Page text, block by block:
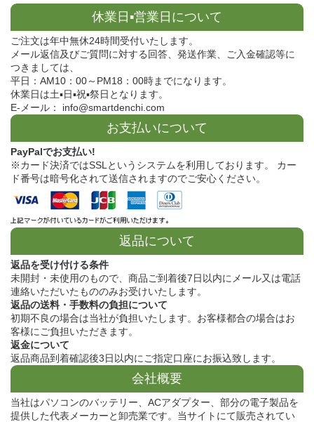
休業日▪営業日について
ご注文は年中無休24時間受付いたします。
メール返信及びご質問に対する回答、発送作業、ご入金確認等に
つきましては、
平日：AM10：00～PM18：00時までになります。
休業日は土▪日▪祝▪祭日となります。
E-メール： info@smartdenchi.com
お支払いについて
PayPalでお支払い!
※カード決済ではSSLというシステムを利用しております。 カー
ド番号は暗号化されて送信されますのでご安心ください。
返品について
返品を受け付ける条件
未開封・未使用のもので、商品ご到着後7日以内にメール又は電話
連絡いただいたもののみお受けいたします。
返品の送料・手数料の負担について
初期不良の場合は当社が負担いたします。お客様都合の場合はお
客様にご負担いただきます。
返金について
返品商品到着確認後3日以内にご指定口座にお振込致します。
会社概要
当社はパソコンのバッテリー、ACアダプター、部分の電子製品を
提供した代表メーカーと卸売業です。当サイトにて販売されてい